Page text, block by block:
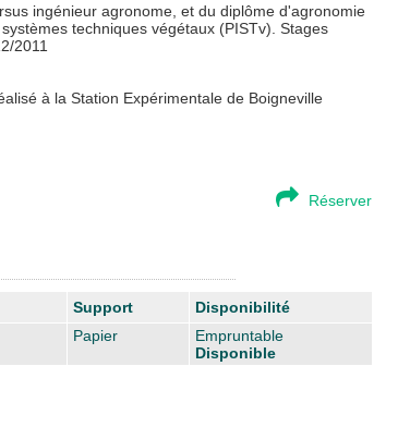
ingénieur agronome, et du diplôme d'agronomie
techniques végétaux (PISTv). Stages
2011
à la Station Expérimentale de Boigneville
Réserver
Support
Disponibilité
Papier
Empruntable
Disponible